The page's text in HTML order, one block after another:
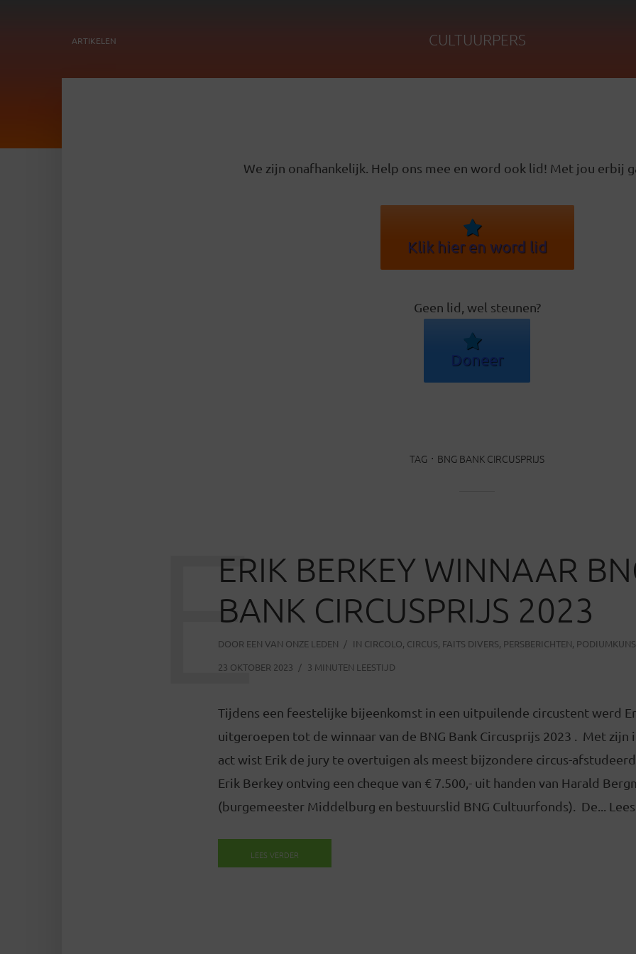
ARTIKELEN CULTUURPERS
We zijn onafhankelijk. Help ons mee en word ook lid! Met jou erbij
Klik hier en word lid
Geen lid, wel steunen?
Doneer
TAG BNG BANK CIRCUSPRIJS
ERIK BERKEY WINNAAR
BANK CIRCUSPRIJS 2023
DOOR EEN VAN ONZE LEDEN IN CIRCOLO, CIRCUS, FAITS DIVERS, PERSBERICHTEN,
23 OKTOBER 2023
3 MINUTEN LEESTIJD
E
Tijdens een feestelijke bijeenkomst in een uitpuilende circustent werd
uitgeroepen tot de winnaar van de BNG Bank Circusprijs 2023 . Met zijn
act wist Erik de jury te overtuigen als meest bijzondere circus-
Erik Berkey ontving een cheque van € 7.500,- uit handen van Harald
(burgemeester Middelburg en bestuurslid BNG Cultuurfonds). De...
LEES VERDER